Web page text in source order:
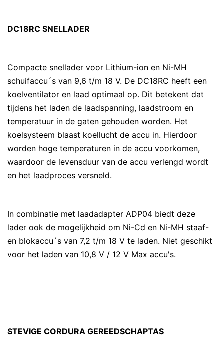
DC18RC SNELLADER
Compacte snellader voor Lithium-ion en Ni-MH
schuifaccu´s van 9,6 t/m 18 V. De DC18RC heeft een
koelventilator en laad optimaal op. Dit betekent dat
tijdens het laden de laadspanning, laadstroom en
temperatuur in de gaten gehouden worden. Het
koelsysteem blaast koellucht de accu in. Hierdoor
worden hoge temperaturen in de accu voorkomen,
waardoor de levensduur van de accu verlengd wordt
en het laadproces versneld.
In combinatie met laadadapter ADP04 biedt deze
lader ook de mogelijkheid om Ni-Cd en Ni-MH staaf-
en blokaccu´s van 7,2 t/m 18 V te laden. Niet geschikt
voor het laden van 10,8 V / 12 V Max accu's.
STEVIGE CORDURA GEREEDSCHAPTAS